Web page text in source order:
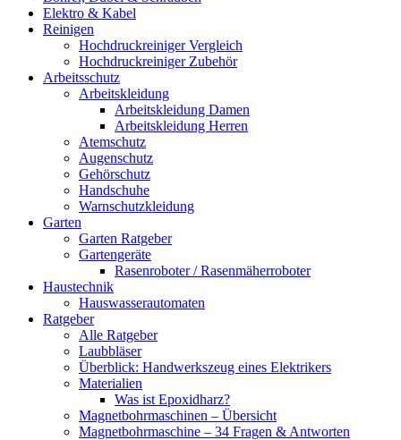
Elektro & Kabel
Reinigen
Hochdruckreiniger Vergleich
Hochdruckreiniger Zubehör
Arbeitsschutz
Arbeitskleidung
Arbeitskleidung Damen
Arbeitskleidung Herren
Atemschutz
Augenschutz
Gehörschutz
Handschuhe
Warnschutzkleidung
Garten
Garten Ratgeber
Gartengeräte
Rasenroboter / Rasenmäherroboter
Haustechnik
Hauswasserautomaten
Ratgeber
Alle Ratgeber
Laubbläser
Überblick: Handwerkszeug eines Elektrikers
Materialien
Was ist Epoxidharz?
Magnetbohrmaschinen – Übersicht
Magnetbohrmaschine – 34 Fragen & Antworten